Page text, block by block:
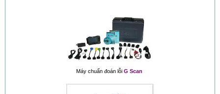
Máy chuẩn đoán lỗi G Scan